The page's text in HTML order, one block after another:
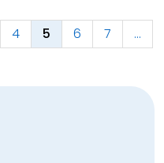
4 5 6 7
...